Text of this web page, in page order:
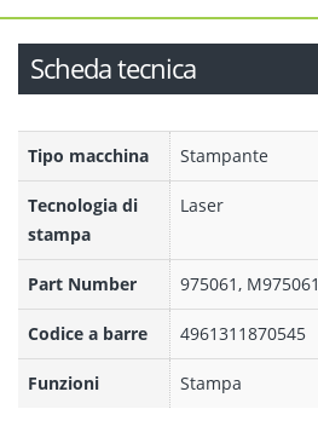
Scheda tecnica
Tipo macchina Stampante
Tecnologia di
stampa
Laser
Part Number 975061, M975061
Codice a barre 4961311870545
Funzioni Stampa